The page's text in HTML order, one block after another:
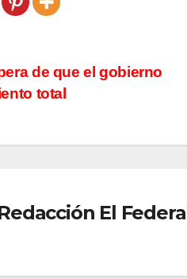
de que el gobierno
total
El